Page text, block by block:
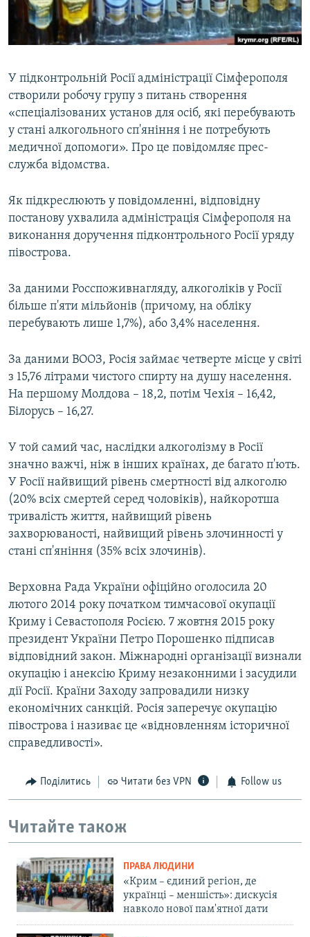
ВІДЕОУРОКИ «ELIFBE»
СВІДЧЕННЯ ОКУПАЦІЇ
ІНФОГРАФІКА
Русский
Qırımtatar
ДОЛУЧАЙСЯ!
Усі сайти RFE/RL
У підконтрольній Росії адміністрації Сімферополя
створили робочу групу з питань створення
«спеціалізованих установ для осіб, які перебувають
у стані алкогольного сп'яніння і не потребують
медичної допомоги». Про це повідомляє прес-
служба відомства.
Як підкреслюють у повідомленні, відповідну
постанову ухвалила адміністрація Сімферополя на
виконання доручення підконтрольного Росії уряду
півострова.
За даними Росспоживнагляду, алкоголіків у Росії
більше п'яти мільйонів (причому, на обліку
перебувають лише 1,7%), або 3,4% населення.
За даними ВООЗ, Росія займає четверте місце у світі
з 15,76 літрами чистого спирту на душу населення.
На першому Молдова – 18,2, потім Чехія – 16,42,
Білорусь – 16,27.
У той самий час, наслідки алкоголізму в Росії
значно важчі, ніж в інших країнах, де багато п'ють.
У Росії найвищий рівень смертності від алкоголю
(20% всіх смертей серед чоловіків), найкоротша
тривалість життя, найвищий рівень
захворюваності, найвищий рівень злочинності у
стані сп'яніння (35% всіх злочинів).
Верховна Рада України офіційно оголосила 20
лютого 2014 року початком тимчасової окупації
Криму і Севастополя Росією. 7 жовтня 2015 року
президент України Петро Порошенко підписав
відповідний закон. Міжнародні організації визнали
окупацію і анексію Криму незаконними і засудили
дії Росії. Країни Заходу запровадили низку
економічних санкцій. Росія заперечує окупацію
півострова і називає це «відновленням історичної
справедливості».
Поділитись Читати без VPN Follow us
Читайте також
ПРАВА ЛЮДИНИ
«Крим – єдиний регіон, де
українці – меншість»: дискусія
навколо нової пам'ятної дати